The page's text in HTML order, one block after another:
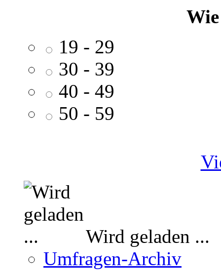
19 - 29
30 - 39
40 - 49
50 - 59
Wird geladen ...
Umfragen-Archiv